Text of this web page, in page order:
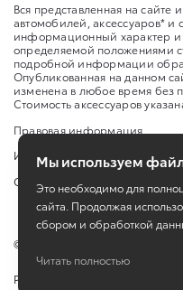
Вся представленная на
автомобилей, аксессуаров* и
информационный характер и
определяемой положениями
подробной информации
Опубликованная на данном
изменена в любое время без
Стоимость аксессуаров
Правовая информация
Изменить настройку cookies
Сбросить cookie
©
Работает на технологиях
Мы используем
Это необходимо для
сайта. Продолжая
сбором и обработкой
Читать полностью